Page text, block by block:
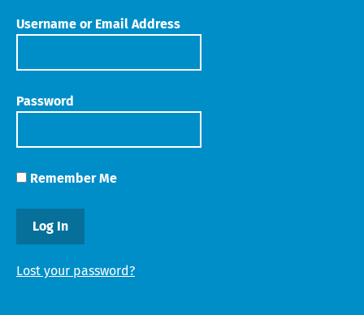
Username or Email Address
Password
Remember Me
Lost your password?